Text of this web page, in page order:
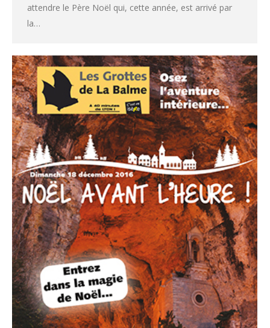
attendre le Père Noël qui, cette année, est arrivé par
la…